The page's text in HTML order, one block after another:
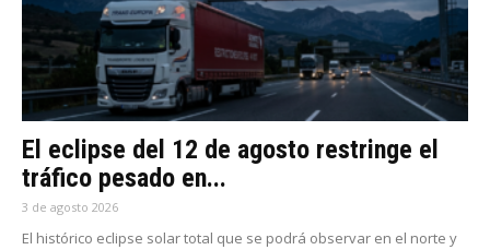
El eclipse del 12 de agosto restringe el
tráfico pesado en...
3 de agosto 2026
El histórico eclipse solar total que se podrá observar en el norte y